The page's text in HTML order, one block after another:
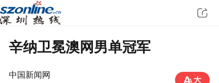
辛纳卫冕澳网男单冠军
中国新闻网